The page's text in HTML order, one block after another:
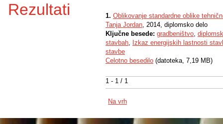
Rezultati
1 - 1 / 1
1. Oblikovanje standardne oblike
Tanja Jordan, 2014, diplomsko delo
Ključne besede: gradbeništvo,
stavbah, Izkaz energijskih lastnosti
stavbe
Celotno besedilo (datoteka, 7,19 MB)
Na vrh